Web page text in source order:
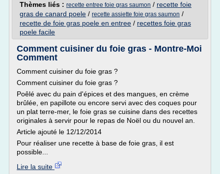
Thèmes liés : recette entree foie gras saumon / recette foie
gras de canard poele / recette assiette foie gras saumon /
recette de foie gras poele en entree / recettes foie gras
poele facile
Comment cuisiner du foie gras - Montre-Moi
Comment
Comment cuisiner du foie gras ?
Comment cuisiner du foie gras ?
Poêlé avec du pain d'épices et des mangues, en crème
brûlée, en papillote ou encore servi avec des coques pour
un plat terre-mer, le foie gras se cuisine dans des recettes
originales à servir pour le repas de Noël ou du nouvel an.
Article ajouté le 12/12/2014
Pour réaliser une recette à base de foie gras, il est
possible...
Lire la suite